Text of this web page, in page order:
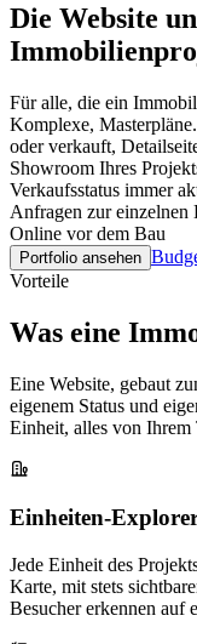
Die Website
Für alle, die ein
Komplexe,
oder verkauft,
Showroom Ihres
Verkaufsstatus immer
Anfragen zur einzelnen
Online vor dem Bau
Portfolio ansehen
Vorteile
Was eine
Eine Website, gebaut
eigenem Status und
Einheit, alles von Ihrem
Einheiten-
Jede Einheit des
Karte, mit stets
Besucher erkennen auf